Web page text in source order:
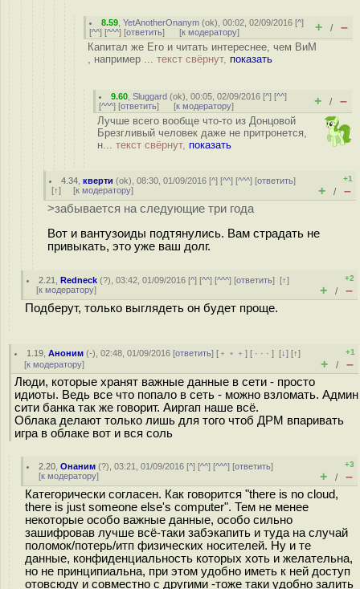
8.59 ,YetAnotherOnanym (ok), 00:02, 02/09/2016 [^]
[^^] [^^^] [ответить] [к модератору] + / –
Капитал же Его и читать интереснее, чем ВиМ
, например ... текст свёрнут, показать
9.60 ,Sluggard (ok), 00:05, 02/09/2016 [^] [^^]
[^^^] [ответить] [к модератору] + / –
Лучше всего вообще что-то из Донцовой
Брезгливый человек даже не притронется,
н... текст свёрнут, показать
4.34 ,кверти (ok), 08:30, 01/09/2016 [^] [^^] [^^^] [ответить]
[↑] [к модератору]
+1
+ / –
>забывается на следующие три года
Вот и вантузоиды подтянулись. Вам страдать не
привыкать, это уже ваш долг.
2.21 ,Redneck (?), 03:42, 01/09/2016 [^] [^^] [^^^] [ответить][↑]
[к модератору]
+2
+ / –
Подберут, только выглядеть он будет проще.
1.19 ,Аноним (-), 02:48, 01/09/2016 [ответить] [ ﹢﹢﹢] [ · · ·][↓] [↑]
[к модератору]
+1
+ / –
Люди, которые хранят важные данные в сети - просто
идиоты. Ведь все что попало в сеть - можно взломать. Админ
сити банка так же говорит. Аиргап наше всё.
Облака делают только лишь для того чтоб ДРМ впаривать
игра в облаке вот и вся соль
2.20 ,Онаним (?), 03:21, 01/09/2016 [^] [^^] [^^^] [ответить]
[к модератору]
+3
+ / –
Категорически согласен. Как говорится "there is no cloud,
there is just someone else's computer". Тем не менее
некоторые особо важные данные, особо сильно
зашифровав лучше всё-таки забэкапить и туда на случай
поломок/потерь/итп физических носителей. Ну и те
данные, конфиденциальность которых хоть и желательна,
но не принципиальна, при этом удобно иметь к ней доступ
отовсюду и совместно с другими -тоже таки удобно залить